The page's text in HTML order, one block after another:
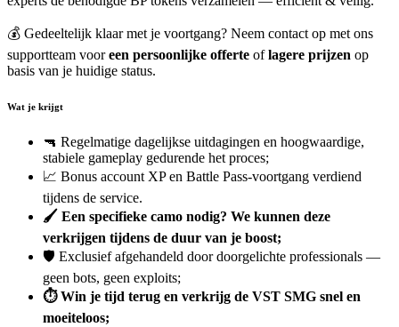
💰 Gedeeltelijk klaar met je voortgang? Neem contact op met ons
supportteam vooreen persoonlijke offerte oflagere prijzen op
basis van je huidige status.
Wat je krijgt
🔫 Regelmatige dagelijkse uitdagingen en hoogwaardige,
stabiele gameplay gedurende het proces;
📈 Bonus account XP en Battle Pass-voortgang verdiend
tijdens de service.
🖌️ Een specifieke camo nodig? We kunnen deze
verkrijgen tijdens de duur van je boost;
🛡️ Exclusief afgehandeld door doorgelichte professionals —
geen bots, geen exploits;
⏱️ Win je tijd terug en verkrijg de VST SMG snel en
moeiteloos;